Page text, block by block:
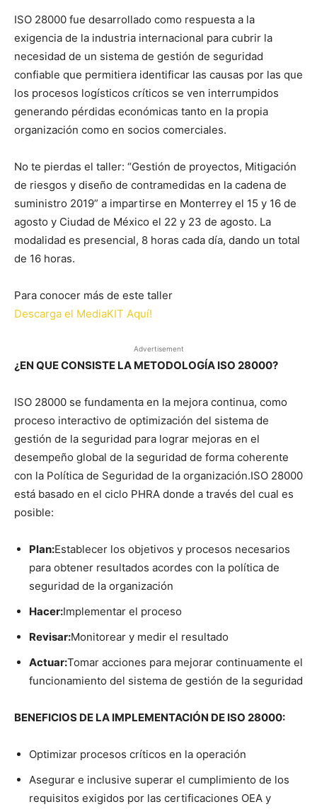
ISO 28000 fue desarrollado como respuesta a la
exigencia de la industria internacional para cubrir la
necesidad de un sistema de gestión de seguridad
confiable que permitiera identificar las causas por las que
los procesos logísticos críticos se ven interrumpidos
generando pérdidas económicas tanto en la propia
organización como en socios comerciales.
No te pierdas el taller: “Gestión de proyectos, Mitigación
de riesgos y diseño de contramedidas en la cadena de
suministro 2019” a impartirse en Monterrey el 15 y 16 de
agosto y Ciudad de México el 22 y 23 de agosto. La
modalidad es presencial, 8 horas cada día, dando un total
de 16 horas.
Para conocer más de este taller
Descarga el MediaKIT Aquí!
Advertisement
¿EN QUE CONSISTE LA METODOLOGÍA ISO 28000?
ISO 28000 se fundamenta en la mejora continua, como
proceso interactivo de optimización del sistema de
gestión de la seguridad para lograr mejoras en el
desempeño global de la seguridad de forma coherente
con la Política de Seguridad de la organización.ISO 28000
está basado en el ciclo PHRA donde a través del cual es
posible:
Plan:Establecer los objetivos y procesos necesarios
para obtener resultados acordes con la política de
seguridad de la organización
Hacer:Implementar el proceso
Revisar:Monitorear y medir el resultado
Actuar:Tomar acciones para mejorar continuamente el
funcionamiento del sistema de gestión de la seguridad
BENEFICIOS DE LA IMPLEMENTACIÓN DE ISO 28000:
Optimizar procesos críticos en la operación
Asegurar e inclusive superar el cumplimiento de los
requisitos exigidos por las certificaciones OEA y